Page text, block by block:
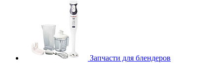
Запчасти для блендеров